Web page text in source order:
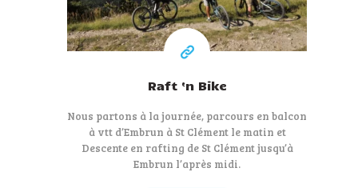
Raft ‘n Bike
Nous partons à la journée, parcours en balcon
à vtt d’Embrun à St Clément le matin et
Descente en rafting de St Clément jusqu’à
Embrun l’après midi.